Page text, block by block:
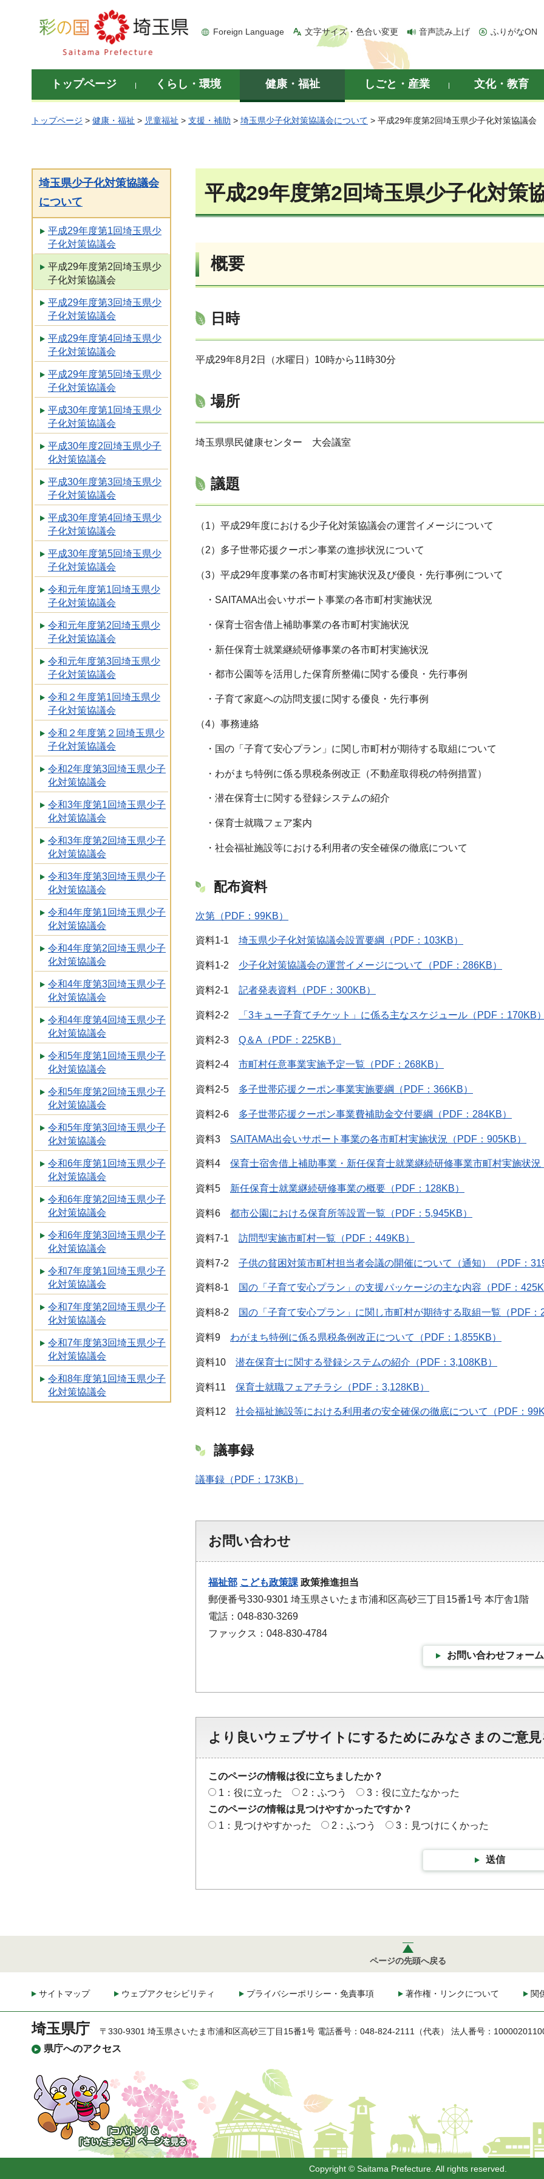
彩の国 埼玉県
Foreign Language 文字サイズ・色合い変更 音声読み上げ ふりがなON
トップページ くらし・環境 健康・福祉 しごと・産業 文化・教育
トップページ > 健康・福祉 > 児童福祉 > 支援・補助 > 埼玉県少子化対策協議会について > 平成29年度第2回埼玉県少子化対策協議会
埼玉県少子化対策協議会
について
平成29年度第1回埼玉県少
子化対策協議会
平成29年度第2回埼玉県少
子化対策協議会
平成29年度第3回埼玉県少
子化対策協議会
平成29年度第4回埼玉県少
子化対策協議会
平成29年度第5回埼玉県少
子化対策協議会
平成30年度第1回埼玉県少
子化対策協議会
平成30年度2回埼玉県少子
化対策協議会
平成30年度第3回埼玉県少
子化対策協議会
平成30年度第4回埼玉県少
子化対策協議会
平成30年度第5回埼玉県少
子化対策協議会
令和元年度第1回埼玉県少
子化対策協議会
令和元年度第2回埼玉県少
子化対策協議会
令和元年度第3回埼玉県少
子化対策協議会
令和２年度第1回埼玉県少
子化対策協議会
令和２年度第２回埼玉県少
子化対策協議会
令和2年度第3回埼玉県少子
化対策協議会
令和3年度第1回埼玉県少子
化対策協議会
令和3年度第2回埼玉県少子
化対策協議会
令和3年度第3回埼玉県少子
化対策協議会
令和4年度第1回埼玉県少子
化対策協議会
令和4年度第2回埼玉県少子
化対策協議会
令和4年度第3回埼玉県少子
化対策協議会
令和4年度第4回埼玉県少子
化対策協議会
令和5年度第1回埼玉県少子
化対策協議会
令和5年度第2回埼玉県少子
化対策協議会
令和5年度第3回埼玉県少子
化対策協議会
令和6年度第1回埼玉県少子
化対策協議会
令和6年度第2回埼玉県少子
化対策協議会
令和6年度第3回埼玉県少子
化対策協議会
令和7年度第1回埼玉県少子
化対策協議会
令和7年度第2回埼玉県少子
化対策協議会
令和7年度第3回埼玉県少子
化対策協議会
令和8年度第1回埼玉県少子
化対策協議会
平成29年度第2回埼玉県少子化対策
概要
日時
平成29年8月2日（水曜日）10時から11時30分
場所
埼玉県県民健康センター 大会議室
議題
（1）平成29年度における少子化対策協議会の運営イメージについて
（2）多子世帯応援クーポン事業の進捗状況について
（3）平成29年度事業の各市町村実施状況及び優良・先行事例について
・SAITAMA出会いサポート事業の各市町村実施状況
・保育士宿舎借上補助事業の各市町村実施状況
・新任保育士就業継続研修事業の各市町村実施状況
・都市公園等を活用した保育所整備に関する優良・先行事例
・子育て家庭への訪問支援に関する優良・先行事例
（4）事務連絡
・国の「子育て安心プラン」に関し市町村が期待する取組について
・わがまち特例に係る県税条例改正（不動産取得税の特例措置）
・潜在保育士に関する登録システムの紹介
・保育士就職フェア案内
・社会福祉施設等における利用者の安全確保の徹底について
配布資料
次第（PDF：99KB）
資料1-1 埼玉県少子化対策協議会設置要綱（PDF：103KB）
資料1-2 少子化対策協議会の運営イメージについて（PDF：286KB）
資料2-1 記者発表資料（PDF：300KB）
資料2-2 「3キュー子育てチケット」に係る主なスケジュール（PDF：170KB
資料2-3 Q＆A（PDF：225KB）
資料2-4 市町村任意事業実施予定一覧（PDF：268KB）
資料2-5 多子世帯応援クーポン事業実施要綱（PDF：366KB）
資料2-6 多子世帯応援クーポン事業費補助金交付要綱（PDF：284KB）
資料3 SAITAMA出会いサポート事業の各市町村実施状況（PDF：905KB）
資料4 保育士宿舎借上補助事業・新任保育士就業継続研修事業市町村実施状
資料5 新任保育士就業継続研修事業の概要（PDF：128KB）
資料6 都市公園における保育所等設置一覧（PDF：5,945KB）
資料7-1 訪問型実施市町村一覧（PDF：449KB）
資料7-2 子供の貧困対策市町村担当者会議の開催について（通知）（PDF：
資料8-1 国の「子育て安心プラン」の支援パッケージの主な内容（PDF：
資料8-2 国の「子育て安心プラン」に関し市町村が期待する取組一覧（PDF：
資料9 わがまち特例に係る県税条例改正について（PDF：1,855KB）
資料10 潜在保育士に関する登録システムの紹介（PDF：3,108KB）
資料11 保育士就職フェアチラシ（PDF：3,128KB）
資料12 社会福祉施設等における利用者の安全確保の徹底について（PDF：
議事録
議事録（PDF：173KB）
お問い合わせ
福祉部 こども政策課 政策推進担当
郵便番号330-9301 埼玉県さいたま市浦和区高砂三丁目15番1号 本庁舎1階
電話：048-830-3269
ファックス：048-830-4784
お問い合わせフォーム
より良いウェブサイトにするためにみなさまのご意
このページの情報は役に立ちましたか？
1：役に立った
2：ふつう
3：役に立たなかった
このページの情報は見つけやすかったですか？
1：見つけやすかった
2：ふつう 3：見つけにくかった
送信
ページの先頭へ戻る
サイトマップ ウェブアクセシビリティ プライバシーポリシー・免責事項 著作権・リンクについて 関
埼玉県庁
県庁へのアクセス
〒330-9301 埼玉県さいたま市浦和区高砂三丁目15番1号 電話番号：048-824-2111（代表） 法人番号：
「コバトン」&「さいた
まっち」
Copyright © Saitama Prefecture. All rights reserved.